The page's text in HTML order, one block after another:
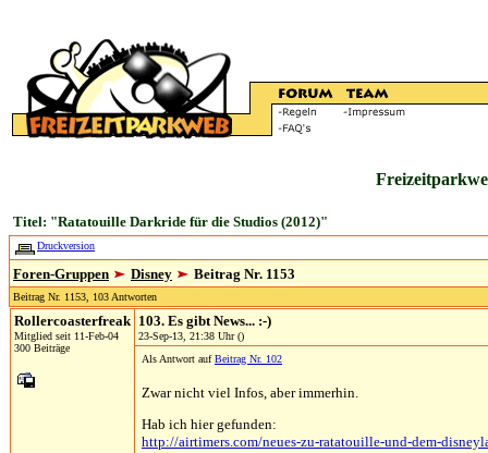
Titel: "Ratatouille Darkride für die Studios (2012)"
Druckversion
Foren-Gruppen Disney Beitrag Nr. 1153
Beitrag Nr. 1153, 103 Antworten
Rollercoasterfreak
Mitglied seit 11-Feb-04
300 Beiträge
103. Es gibt News... :-)
23-Sep-13, 21:38 Uhr ()
Als Antwort aufBeitrag Nr. 102
Zwar nicht viel Infos, aber immerhin.
Hab ich hier gefunden:
http://airtimers.com/neues-zu-ratatouille-und-dem-